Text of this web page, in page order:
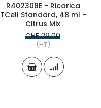
R402308E - Ricarica
TCell Standard, 48 ml -
Citrus Mix
CHF 29.00
(HT)